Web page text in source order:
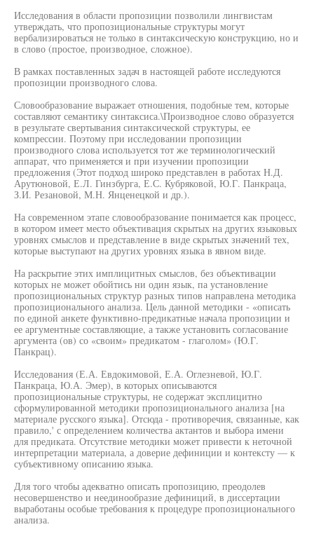
Исследования в области пропозиции позволили лингвистам
утверждать, что пропозициональные структуры могут
вербализироваться не только в синтаксическую конструкцию, но и
в слово (простое, производное, сложное).
В рамках поставленных задач в настоящей работе исследуются
пропозиции производного слова.
Словообразование выражает отношения, подобные тем, которые
составляют семантику синтаксиса.\Производное слово образуется
в результате свертывания синтаксической структуры, ее
компрессии. Поэтому при исследовании пропозиции
производного слова используется тот же терминологический
аппарат, что применяется и при изучении пропозиции
предложения (Этот подход широко представлен в работах Н.Д.
Арутюновой, Е.Л. Гинзбурга, Е.С. Кубряковой, Ю.Г. Панкраца,
З.И. Резановой, М.Н. Янценецкой и др.).
На современном этапе словообразование понимается как процесс,
в котором имеет место объективация скрытых на других языковых
уровнях смыслов и представление в виде скрытых значений тех,
которые выступают на других уровнях языка в явном виде.
На раскрытие этих имплицитных смыслов, без объективации
которых не может обойтись ни один язык, па установление
пропозициональных структур разных типов направлена методика
пропозиционального анализа. Цель данной методики - «описать
по единой анкете функтивно-предикатные начала пропозиции и
ее аргументные составляющие, а также установить согласование
аргумента (ов) со «своим» предикатом - глаголом» (Ю.Г.
Панкрац).
Исследования (Е.А. Евдокимовой, Е.А. Оглезневой, Ю.Г.
Панкраца, Ю.А. Эмер), в которых описываются
пропозициональные структуры, не содержат эксплицитно
сформулированной методики пропозиционального анализа [на
материале русского языка]. Отсюда - противоречия, связанные, как
правило,' с определением количества актантов и выбора имени
для предиката. Отсутствие методики может привести к неточной
интерпретации материала, а доверие дефиниции и контексту — к
субъективному описанию языка.
Для того чтобы адекватно описать пропозицию, преодолев
несовершенство и неединообразие дефиниций, в диссертации
выработаны особые требования к процедуре пропозиционального
анализа.